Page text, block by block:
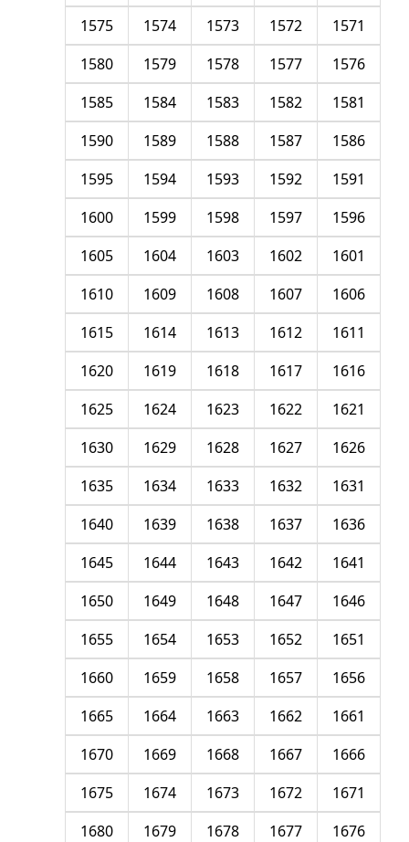
1571
1572
1573
1574
1575
1576
1577
1578
1579
1580
1581
1582
1583
1584
1585
1586
1587
1588
1589
1590
1591
1592
1593
1594
1595
1596
1597
1598
1599
1600
1601
1602
1603
1604
1605
1606
1607
1608
1609
1610
1611
1612
1613
1614
1615
1616
1617
1618
1619
1620
1621
1622
1623
1624
1625
1626
1627
1628
1629
1630
1631
1632
1633
1634
1635
1636
1637
1638
1639
1640
1641
1642
1643
1644
1645
1646
1647
1648
1649
1650
1651
1652
1653
1654
1655
1656
1657
1658
1659
1660
1661
1662
1663
1664
1665
1666
1667
1668
1669
1670
1671
1672
1673
1674
1675
1676
1677
1678
1679
1680